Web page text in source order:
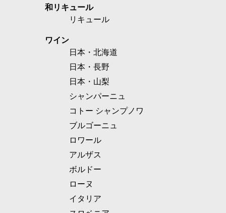
和リキュール
リキュール
ワイン
日本・北海道
日本・長野
日本・山梨
シャンパーニュ
コトー シャンプノワ
ブルゴーニュ
ロワール
アルザス
ボルドー
ローヌ
イタリア